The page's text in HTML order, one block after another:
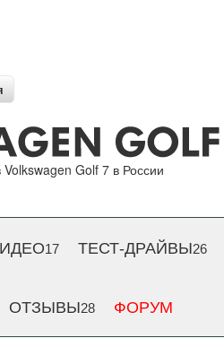
Golf 7 в России
17 ТЕСТ-ДРАЙВЫ26
ОТЗЫВЫ28 ФОРУМ